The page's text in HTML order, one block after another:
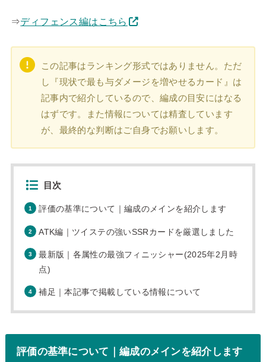
⇒ディフェンス編はこちら
この記事はランキング形式ではありません。ただ
し『現状で最も与ダメージを増やせるカード』は
記事内で紹介しているので、編成の目安にはなる
はずです。また情報については精査しています
が、最終的な判断はご自身でお願いします。
目次
評価の基準について｜編成のメインを紹介します
ATK編｜ツイステの強いSSRカードを厳選しました
最新版｜各属性の最強フィニッシャー(2025年2月時
点)
補足｜本記事で掲載している情報について
評価の基準について｜編成のメインを紹介します